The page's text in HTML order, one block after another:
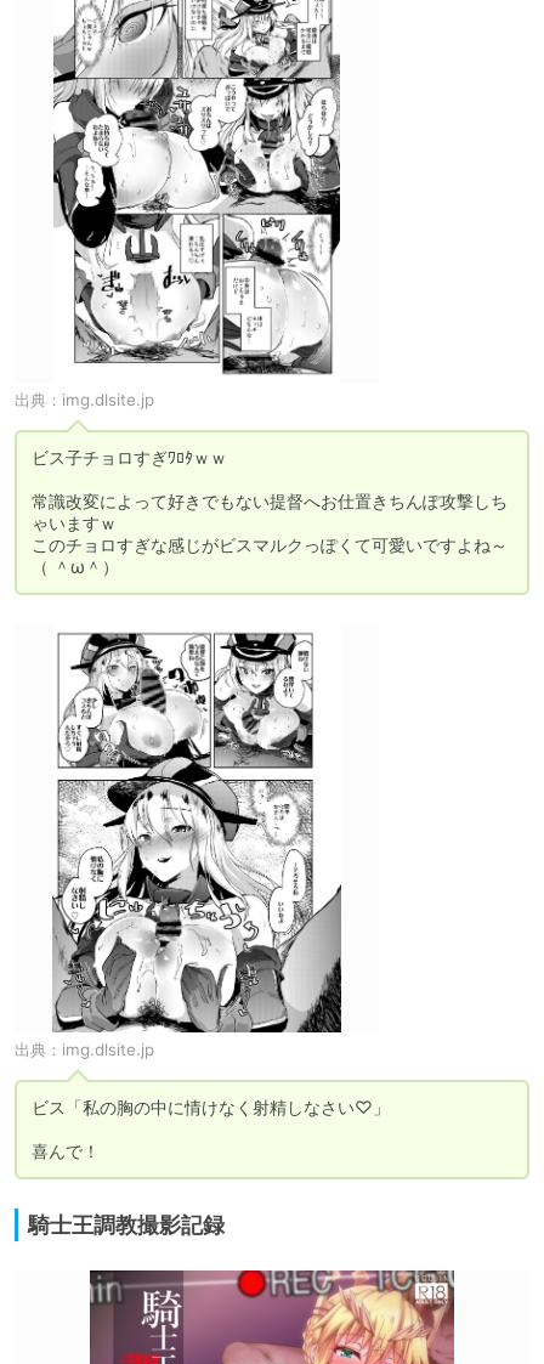
出典： img.dlsite.jp
ビス子チョロすぎﾜﾛﾀｗｗ
常識改変によって好きでもない提督へお仕置きちんぽ攻撃しち
ゃいますｗ
このチョロすぎな感じがビスマルクっぽくて可愛いですよね～
（ ＾ω＾）
出典： img.dlsite.jp
ビス「私の胸の中に情けなく射精しなさい♡」
喜んで！
騎士王調教撮影記録